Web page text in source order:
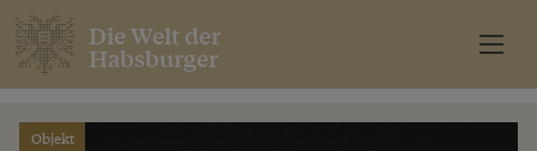
Die Welt der
Habsburger
Objekt